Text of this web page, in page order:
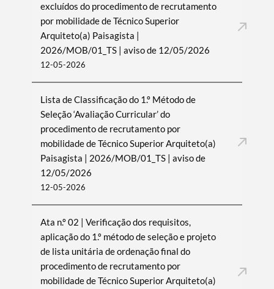
excluídos do procedimento de recrutamento
por mobilidade de Técnico Superior
Arquiteto(a) Paisagista |
2026/MOB/01_TS | aviso de 12/05/2026
12-05-2026
Lista de Classificação do 1.º Método de
Seleção ‘Avaliação Curricular’ do
procedimento de recrutamento por
mobilidade de Técnico Superior Arquiteto(a)
Paisagista | 2026/MOB/01_TS | aviso de
12/05/2026
12-05-2026
Ata n.º 02 | Verificação dos requisitos,
aplicação do 1.º método de seleção e projeto
de lista unitária de ordenação final do
procedimento de recrutamento por
mobilidade de Técnico Superior Arquiteto(a)